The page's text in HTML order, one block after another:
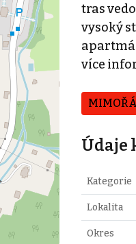
tras
vysoký
více
Údaje
Kategorie
Lokalita
Okres